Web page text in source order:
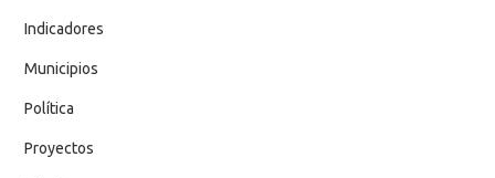
Indicadores
Municipios
Política
Proyectos